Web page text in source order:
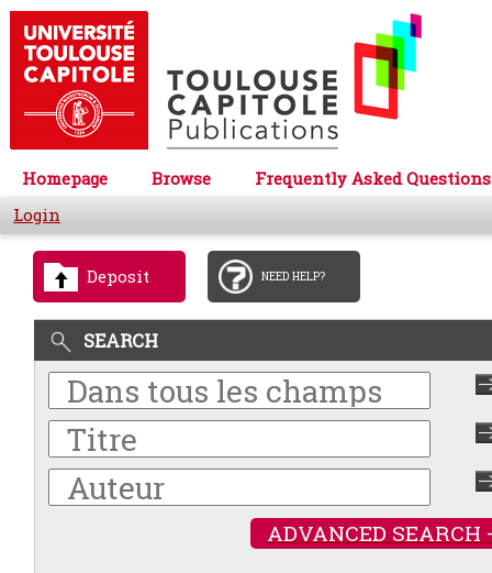
Homepage Browse
Frequently Asked Questions
Login
Deposit NEED HELP?
SEARCH
ADVANCED SEARCH